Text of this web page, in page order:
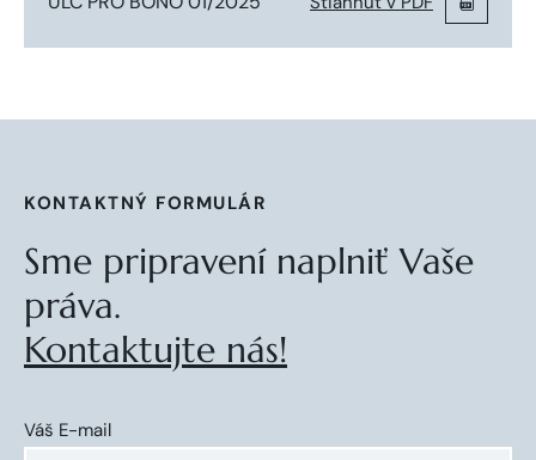
KONTAKTNÝ FORMULÁR
Sme pripravení naplniť Vaše
práva.
Kontaktujte nás!
Váš E-mail